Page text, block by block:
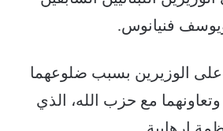
فنيانوس.
الوزيرين بسبب ضلوعهما
مع حزب الله، الذي